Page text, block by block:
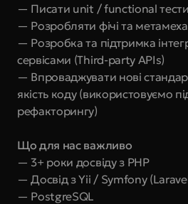
— Писати unit / functional тести
— Розробляти фічі та
— Розробка та підтримка
сервісами (Third-party APIs)
— Впроваджувати нові
якість коду (використовуємо
рефакторингу)
Що для нас важливо
— 3+ роки досвіду з PHP
— Досвід з Yii / Symfony
— PostgreSQL